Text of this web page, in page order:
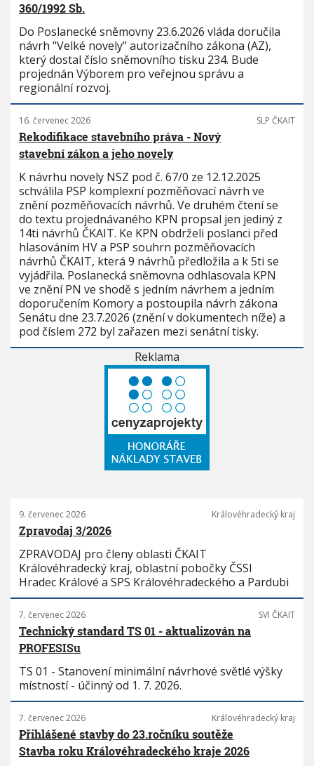
360/1992 Sb.
Do Poslanecké sněmovny 23.6.2026 vláda doručila
návrh "Velké novely" autorizačního zákona (AZ),
který dostal číslo sněmovního tisku 234. Bude
projednán Výborem pro veřejnou správu a
regionální rozvoj.
16. červenec 2026 SLP ČKAIT
Rekodifikace stavebního práva - Nový
stavební zákon a jeho novely
K návrhu novely NSZ pod č. 67/0 ze 12.12.2025
schválila PSP komplexní pozměňovací návrh ve
znění pozměňovacích návrhů. Ve druhém čtení se
do textu projednávaného KPN propsal jen jediný z
14ti návrhů ČKAIT. Ke KPN obdrželi poslanci před
hlasováním HV a PSP souhrn pozměňovacích
návrhů ČKAIT, která 9 návrhů předložila a k 5ti se
vyjádřila. Poslanecká sněmovna odhlasovala KPN
ve znění PN ve shodě s jedním návrhem a jedním
doporučením Komory a postoupila návrh zákona
Senátu dne 23.7.2026 (znění v dokumentech níže) a
pod číslem 272 byl zařazen mezi senátní tisky.
Reklama
9. červenec 2026 Královéhradecký kraj
Zpravodaj 3/2026
ZPRAVODAJ pro členy oblasti ČKAIT
Královéhradecký kraj, oblastní pobočky ČSSI
Hradec Králové a SPS Královéhradeckého a Pardubi
7. červenec 2026 SVI ČKAIT
Technický standard TS 01 - aktualizován na
PROFESISu
TS 01 - Stanovení minimální návrhové světlé výšky
místností - účinný od 1. 7. 2026.
7. červenec 2026 Královéhradecký kraj
Přihlášené stavby do 23.ročníku soutěže
Stavba roku Královéhradeckého kraje 2026